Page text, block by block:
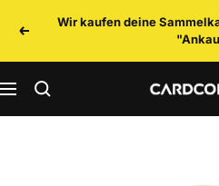
zumZurück
Wir kaufen deine
Navigation